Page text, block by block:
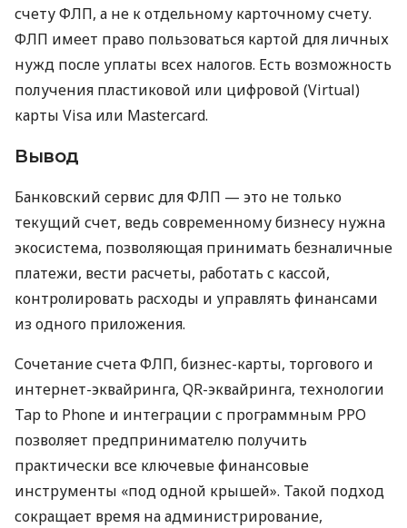
счету ФЛП, а не к отдельному карточному счету.
ФЛП имеет право пользоваться картой для личных
нужд после уплаты всех налогов. Есть возможность
получения пластиковой или цифровой (Virtual)
карты Visa или Mastercard.
Вывод
Банковский сервис для ФЛП — это не только
текущий счет, ведь современному бизнесу нужна
экосистема, позволяющая принимать безналичные
платежи, вести расчеты, работать с кассой,
контролировать расходы и управлять финансами
из одного приложения.
Сочетание счета ФЛП, бизнес-карты, торгового и
интернет-эквайринга, QR-эквайринга, технологии
Tap to Phone и интеграции с программным РРО
позволяет предпринимателю получить
практически все ключевые финансовые
инструменты «под одной крышей». Такой подход
сокращает время на администрирование,